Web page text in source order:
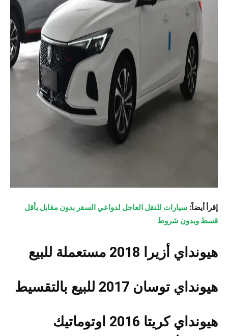
إقرأ أيضاً: سيارات للنقل العاجل لدواعي السفر بدون مقابل بأقل
قسط وبدون شروط
هيونداي أزيرا 2018 مستعملة للبيع
هيونداي توسان 2017 للبيع بالتقسيط
هيونداي كريتا 2016 اوتوماتيك